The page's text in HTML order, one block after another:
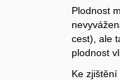
Plodnost
cest), ale
plodnost
Ke